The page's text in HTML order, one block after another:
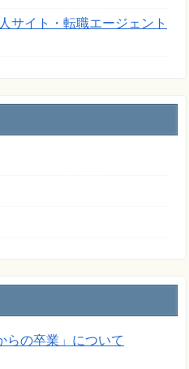
サイト・転職エージェント
らの卒業」について